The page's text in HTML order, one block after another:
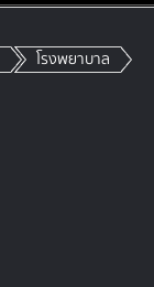
โรงพยาบาล